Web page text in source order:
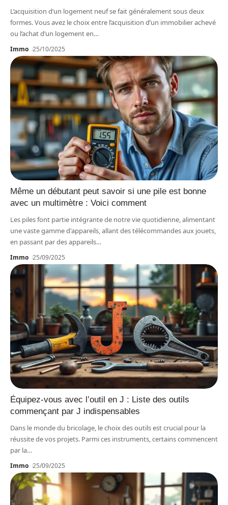
L’acquisition d’un logement neuf se fait généralement sous deux
formes. Vous avez le choix entre l’acquisition d’un immobilier achevé
ou l’achat d’un logement en…
Immo 25/10/2025
Même un débutant peut savoir si une pile est bonne
avec un multimètre : Voici comment
Les piles font partie intégrante de notre vie quotidienne, alimentant
une vaste gamme d'appareils, allant des télécommandes aux jouets,
en passant par des appareils…
Immo 25/09/2025
Équipez-vous avec l’outil en J : Liste des outils
commençant par J indispensables
Dans le monde du bricolage, le choix des outils est crucial pour la
réussite de vos projets. Parmi ces instruments, certains commencent
par la…
Immo 25/09/2025